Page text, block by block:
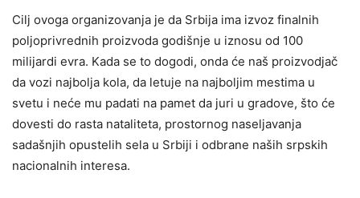
Cilj ovoga organizovanja je da Srbija ima izvoz finalnih
poljoprivrednih proizvoda godišnje u iznosu od 100
milijardi evra. Kada se to dogodi, onda će naš proizvodjač
da vozi najbolja kola, da letuje na najboljim mestima u
svetu i neće mu padati na pamet da juri u gradove, što će
dovesti do rasta nataliteta, prostornog naseljavanja
sadašnjih opustelih sela u Srbiji i odbrane naših srpskih
nacionalnih interesa.